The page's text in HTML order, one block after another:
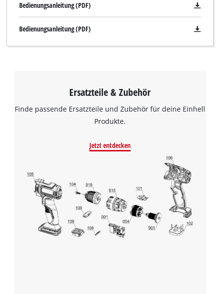
Bedienungsanleitung (PDF)
Bedienungsanleitung (PDF)
Ersatzteile & Zubehör
Finde passende Ersatzteile und Zubehör für deine Einhell
Produkte.
Jetzt entdecken